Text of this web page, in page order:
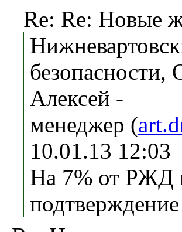
Re: Re: Новые
Алексей -
менеджер (
10.01.13 12:03
На 7% от РЖД